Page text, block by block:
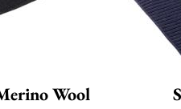
Wool